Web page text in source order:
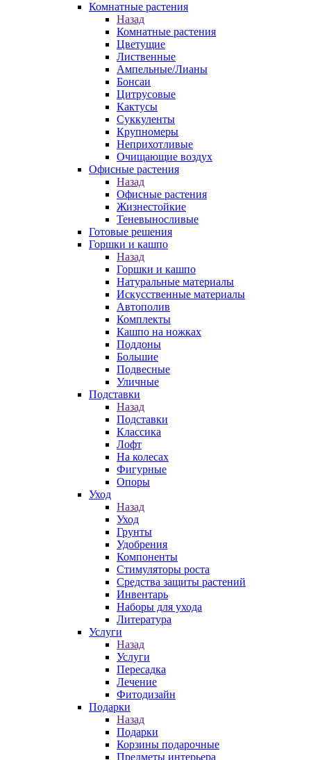
Комнатные растения
Назад
Комнатные растения
Цветущие
Лиственные
Ампельные/Лианы
Бонсаи
Цитрусовые
Кактусы
Суккуленты
Крупномеры
Неприхотливые
Очищающие воздух
Офисные растения
Назад
Офисные растения
Жизнестойкие
Теневыносливые
Готовые решения
Горшки и кашпо
Назад
Горшки и кашпо
Натуральные материалы
Искусственные материалы
Автополив
Комплекты
Кашпо на ножках
Поддоны
Большие
Подвесные
Уличные
Подставки
Назад
Подставки
Классика
Лофт
На колесах
Фигурные
Опоры
Уход
Назад
Уход
Грунты
Удобрения
Компоненты
Стимуляторы роста
Средства защиты растений
Инвентарь
Наборы для ухода
Литература
Услуги
Назад
Услуги
Пересадка
Лечение
Фитодизайн
Подарки
Назад
Подарки
Корзины подарочные
Предметы интерьера